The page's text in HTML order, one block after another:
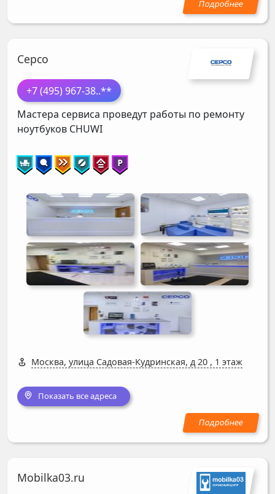
Серсо
+7 (495) 967-38..**
Мастера сервиса проведут работы по ремонту
ноутбуков CHUWI
Москва, улица Садовая-Кудринская, д 20 , 1 этаж
Показать все адреса
Mobilka03.ru